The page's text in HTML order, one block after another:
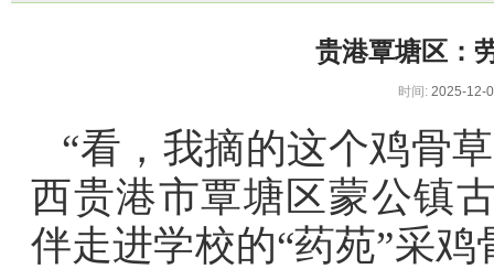
贵港覃塘区：
时间: 2025-12-
“看，我摘的这个鸡骨
西贵港市覃塘区蒙公镇
伴走进学校的“药苑”采